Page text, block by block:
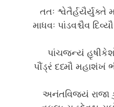
તતઃ શ્વેતૈર્હયૈર્યુક્તે
માધવઃ પાંડવશ્ચૈવ
પાંચજન્યં
પૌંડ્રં દધ્મૌ મહાશંખં
અનંતવિજયં રાજા